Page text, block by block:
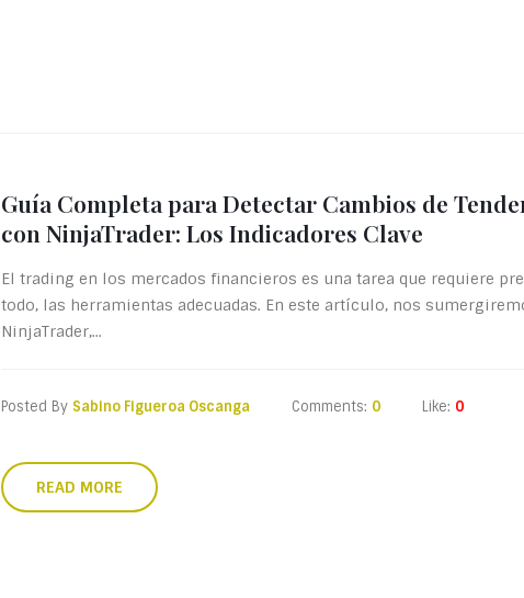
Guía Completa para Detectar Cambios de
con NinjaTrader: Los Indicadores Clave
El trading en los mercados financieros es una tarea que requiere
todo, las herramientas adecuadas. En este artículo, nos
NinjaTrader,...
Posted By Sabino Figueroa Oscanga Comments: 0 Like: 0
READ MORE